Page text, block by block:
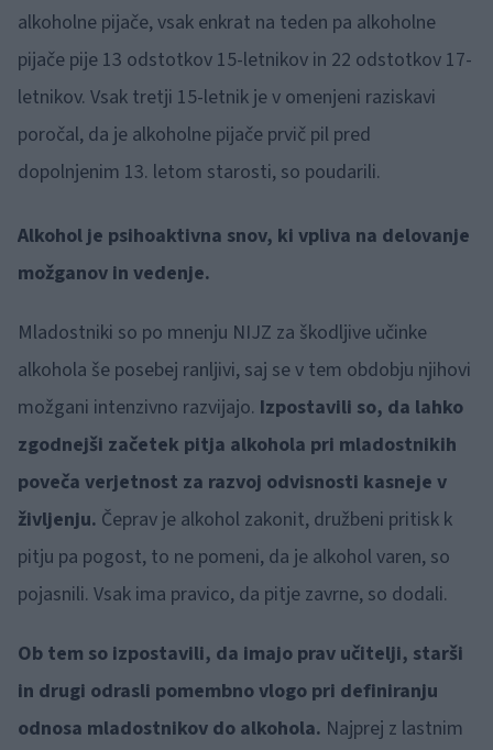
alkoholne pijače, vsak enkrat na teden pa alkoholne
pijače pije 13 odstotkov 15-letnikov in 22 odstotkov 17-
letnikov. Vsak tretji 15-letnik je v omenjeni raziskavi
poročal, da je alkoholne pijače prvič pil pred
dopolnjenim 13. letom starosti, so poudarili.
Alkohol je psihoaktivna snov, ki vpliva na delovanje
možganov in vedenje.
Mladostniki so po mnenju NIJZ za škodljive učinke
alkohola še posebej ranljivi, saj se v tem obdobju njihovi
možgani intenzivno razvijajo. Izpostavili so, da lahko
zgodnejši začetek pitja alkohola pri mladostnikih
poveča verjetnost za razvoj odvisnosti kasneje v
življenju. Čeprav je alkohol zakonit, družbeni pritisk k
pitju pa pogost, to ne pomeni, da je alkohol varen, so
pojasnili. Vsak ima pravico, da pitje zavrne, so dodali.
Ob tem so izpostavili, da imajo prav učitelji, starši
in drugi odrasli pomembno vlogo pri definiranju
odnosa mladostnikov do alkohola. Najprej z lastnim